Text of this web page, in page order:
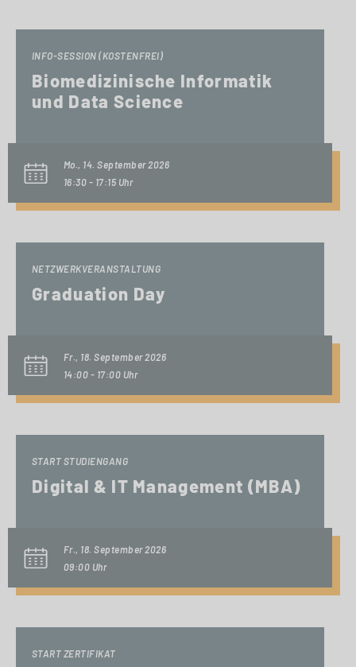
INFO-SESSION (KOSTENFREI)
Biomedizinische Informatik
und Data Science
Mo., 14. September 2026
16:30 - 17:15 Uhr
NETZWERKVERANSTALTUNG
Graduation Day
Fr., 18. September 2026
14:00 - 17:00 Uhr
START STUDIENGANG
Digital & IT Management (MBA)
Fr., 18. September 2026
09:00 Uhr
START ZERTIFIKAT